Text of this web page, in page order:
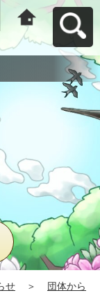
大府市民活動支
援サイト コラビ
アへ戻る
せ ＞
団体から